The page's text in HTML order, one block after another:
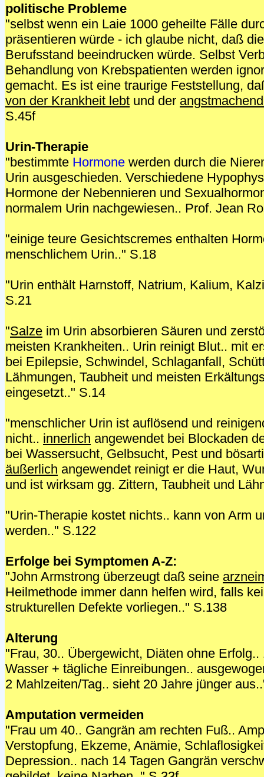
politische Probleme
"selbst wenn ein Laie 1000 geheilte Fälle
präsentieren würde - ich glaube nicht, daß
Berufsstand beeindrucken würde. Selbst
Behandlung von Krebspatienten werden
gemacht. Es ist eine traurige Feststellung,
von der Krankheit lebt und der
S.45f
Urin-Therapie
"bestimmte Hormone werden durch die
Urin ausgeschieden. Verschiedene
Hormone der Nebennieren und
normalem Urin nachgewiesen.. Prof. Jean
"einige teure Gesichtscremes enthalten
menschlichem Urin.." S.18
"Urin enthält Harnstoff, Natrium, Kalium,
S.21
"Salze im Urin absorbieren Säuren und
meisten Krankheiten.. Urin reinigt Blut.. mit
bei Epilepsie, Schwindel, Schlaganfall,
Lähmungen, Taubheit und meisten
eingesetzt.." S.14
"menschlicher Urin ist auflösend und
nicht.. innerlich angewendet bei Blockaden
bei Wassersucht, Gelbsucht, Pest und
äußerlich angewendet reinigt er die Haut,
und ist wirksam gg. Zittern, Taubheit und
"Urin-Therapie kostet nichts.. kann von Arm
werden.." S.122
Erfolge bei Symptomen A-Z:
"John Armstrong überzeugt daß seine
Heilmethode immer dann helfen wird, falls
strukturellen Defekte vorliegen.." S.138
Alterung
"Frau, 30.. Übergewicht, Diäten ohne
Wasser + tägliche Einreibungen..
2 Mahlzeiten/Tag.. sieht 20 Jahre jünger
Amputation vermeiden
"Frau um 40.. Gangrän am rechten Fuß..
Verstopfung, Ekzeme, Anämie,
Depression.. nach 14 Tagen Gangrän